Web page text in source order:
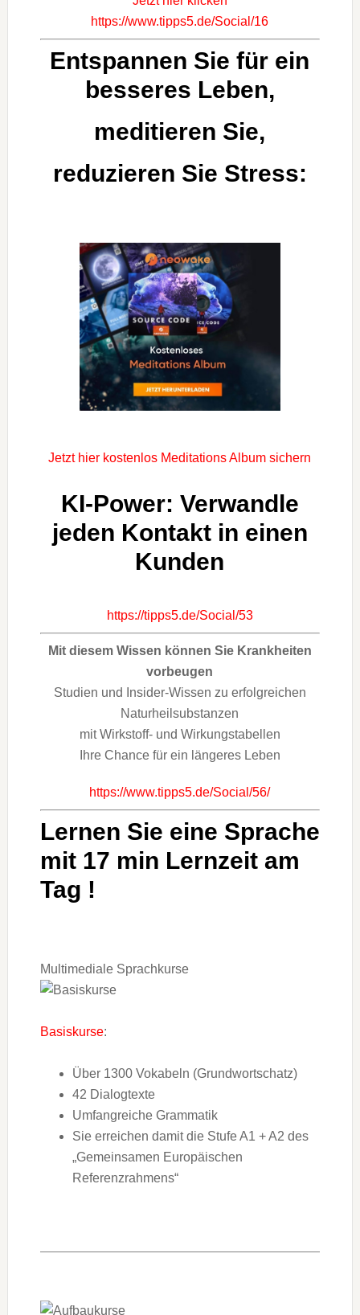
https://www.tipps5.de/Social/16
Entspannen Sie für ein
besseres Leben,
meditieren Sie,
reduzieren Sie Stress:
Jetzt hier kostenlos Meditations Album sichern
KI-Power: Verwandle
jeden Kontakt in einen
Kunden
https://tipps5.de/Social/53
Mit diesem Wissen können Sie Krankheiten
vorbeugen
Studien und Insider-Wissen zu erfolgreichen
Naturheilsubstanzen
mit Wirkstoff- und Wirkungstabellen
Ihre Chance für ein längeres Leben
https://www.tipps5.de/Social/56/
Lernen Sie eine Sprache
mit 17 min Lernzeit am
Tag !
Multimediale Sprachkurse
Basiskurse:
Über 1300 Vokabeln (Grundwortschatz)
42 Dialogtexte
Umfangreiche Grammatik
Sie erreichen damit die Stufe A1 + A2 des
„Gemeinsamen Europäischen
Referenzrahmens“